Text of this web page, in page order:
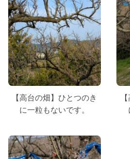
【高台の畑】ひとつのき
に一粒もないです。